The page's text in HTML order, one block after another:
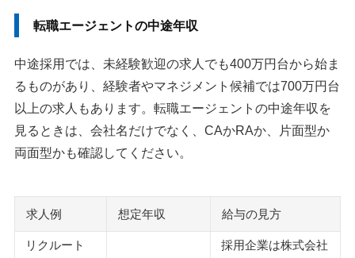
転職エージェントの中途年収
中途採用では、未経験歓迎の求人でも400万円台から始ま
るものがあり、経験者やマネジメント候補では700万円台
以上の求人もあります。転職エージェントの中途年収を
見るときは、会社名だけでなく、CAかRAか、片面型か
両面型かも確認してください。
求人例 想定年収 給与の見方
リクルート
採用企業は株式会社